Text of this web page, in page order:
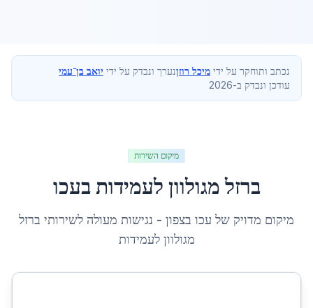
נכתב ותוחקר על ידי מיכל רוזןנערך ונבדק על ידי יואב בן־עמי
עודכן ונבדק ב-2026
מיקום השירות
ברזל מגולוון לעמידות בעכו
מיקום מדויק של עכו בצפון - נגישות מעולה לשירותי ברזל
מגולוון לעמידות